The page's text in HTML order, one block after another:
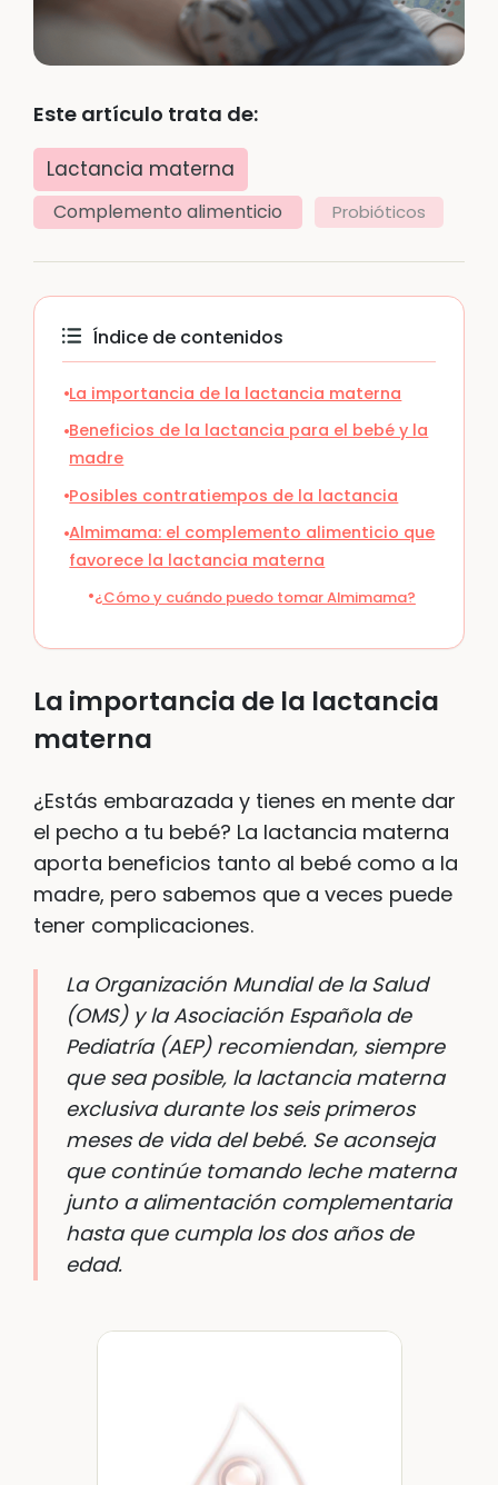
Este artículo trata de:
Lactancia materna
Complemento alimenticio Probióticos
Índice de contenidos
La importancia de la lactancia materna
Beneficios de la lactancia para el bebé y la
madre
Posibles contratiempos de la lactancia
Almimama: el complemento alimenticio que
favorece la lactancia materna
¿Cómo y cuándo puedo tomar Almimama?
La importancia de la lactancia
materna
¿Estás embarazada y tienes en mente dar
el pecho a tu bebé? La lactancia materna
aporta beneficios tanto al bebé como a la
madre, pero sabemos que a veces puede
tener complicaciones.
La Organización Mundial de la Salud
(OMS) y la Asociación Española de
Pediatría (AEP) recomiendan, siempre
que sea posible, la lactancia materna
exclusiva durante los seis primeros
meses de vida del bebé. Se aconseja
que continúe tomando leche materna
junto a alimentación complementaria
hasta que cumpla los dos años de
edad.